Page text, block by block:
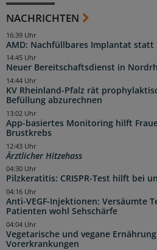
NACHRICHTEN
AMD: Nachfüllbares Implantat statt
16:39 Uhr
Neuer Bereitschaftsdienst in
14:45 Uhr
KV Rheinland-Pfalz rät
Befüllung abzurechnen
14:44 Uhr
App-basiertes Monitoring hilft
Brustkrebs
13:02 Uhr
Ärztlicher Hitzehass
12:43 Uhr
Pilzkeratitis: CRISPR-Test hilft bei
04:30 Uhr
Anti-VEGF-Injektionen: Versäumte
Patienten wohl Sehschärfe
04:16 Uhr
Vegetarische und vegane
Vorerkrankungen
04:04 Uhr